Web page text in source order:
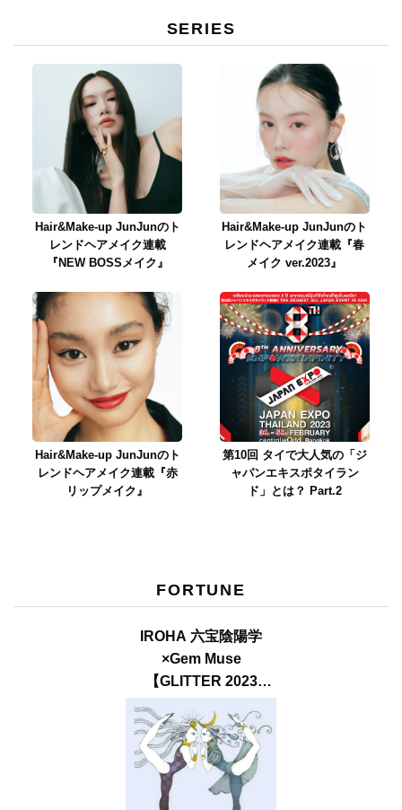
SERIES
Hair&Make-up JunJunのト
レンドヘアメイク連載
『NEW BOSSメイク』
Hair&Make-up JunJunのト
レンドヘアメイク連載『春
メイク ver.2023』
Hair&Make-up JunJunのト
レンドヘアメイク連載『赤
リップメイク』
第10回 タイで大人気の「ジ
ャパンエキスポタイラン
ド」とは？ Part.2
FORTUNE
IROHA 六宝陰陽学
×Gem Muse
【GLITTER 2023
SUMMER issue】